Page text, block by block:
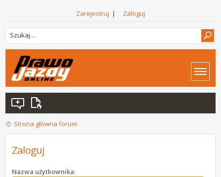
Zarejestruj | Zaloguj
Strona główna forum
Zaloguj
Nazwa użytkownika: